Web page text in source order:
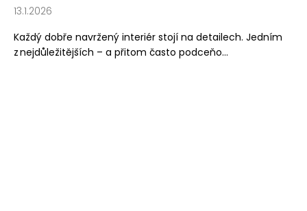
13.1.2026
Každý dobře navržený interiér stojí na detailech. Jedním
z nejdůležitějších – a přitom často podceňo...